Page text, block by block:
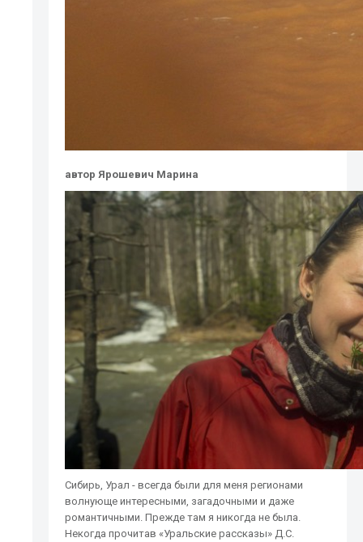
автор Ярошевич Марина
Сибирь, Урал - всегда были для меня регионами
волнующе интересными, загадочными и даже
романтичными. Прежде там я никогда не была.
Некогда прочитав «Уральские рассказы» Д.С.